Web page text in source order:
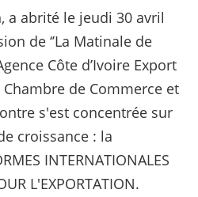
a abrité le jeudi 30 avril
de ‘’La Matinale de
Côte d’Ivoire Export
de Commerce et
s'est concentrée sur
croissance : la
INTERNATIONALES
L'EXPORTATION.